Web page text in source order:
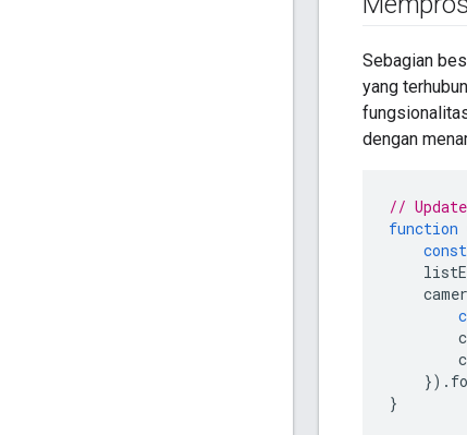
Sebagian
yang
dengan
//
function
const
}).
}